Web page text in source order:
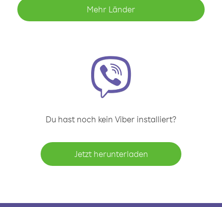
Mehr Länder
Du hast noch kein Viber installiert?
Jetzt herunterladen